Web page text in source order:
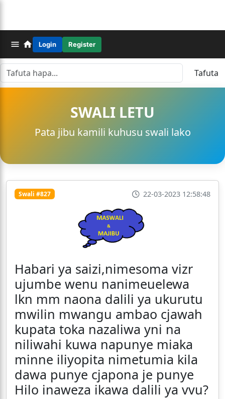
Login Register
Tafuta
SWALI LETU
Pata jibu kamili kuhusu swali lako
Swali #827 22-03-2023 12:58:48
Habari ya saizi,nimesoma vizr
ujumbe wenu nanimeuelewa
lkn mm naona dalili ya ukurutu
mwilin mwangu ambao cjawah
kupata toka nazaliwa yni na
niliwahi kuwa napunye miaka
minne iliyopita nimetumia kila
dawa punye cjapona je punye
Hilo inaweza ikawa dalili ya vvu?